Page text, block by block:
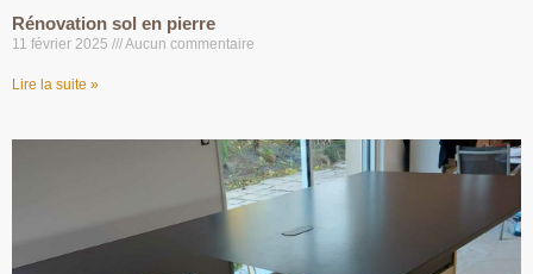
Rénovation sol en pierre
11 février 2025 Aucun commentaire
Lire la suite »